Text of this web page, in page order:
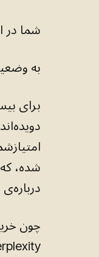
شما در
به
برای
شده،